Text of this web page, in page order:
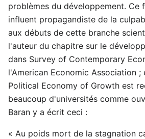
problèmes du développement. Ce
influent propagandiste de la
aux débuts de cette branche
l'auteur du chapitre sur le
dans Survey of Contemporary
l'American Economic Association ;
Political Economy of Growth est
beaucoup d'universités comme
Baran y a écrit ceci :
« Au poids mort de la stagnation